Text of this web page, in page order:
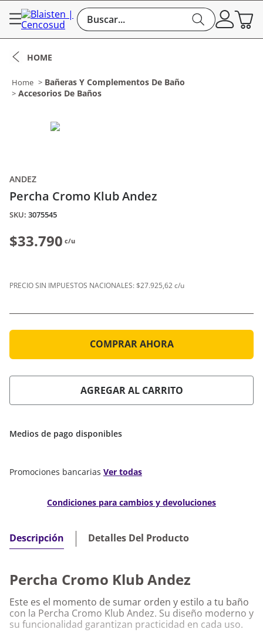
Buscar...
Bañeras Y Complementos De Baño
Accesorios De Baños
ANDEZ
Percha Cromo Klub Andez
: 3075545
$33.790 c/u
PRECIO SIN IMPUESTOS NACIONALES:$27.925,62 c/u
COMPRAR AHORA
AGREGAR AL CARRITO
Medios de pago disponibles
Promociones bancarias Ver todas
Condiciones para cambios y devoluciones
Descripción Detalles Del Producto
Percha Cromo Klub Andez
Este es el momento de sumar orden y estilo a tu baño
con la Percha Cromo Klub Andez. Su diseño moderno y
su funcionalidad garantizan practicidad en cada uso.